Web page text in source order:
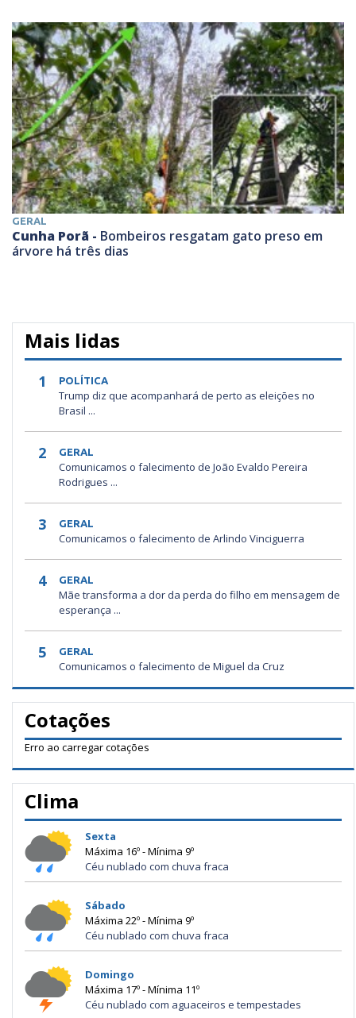
GERAL
Cunha Porã - Bombeiros resgatam gato preso em
árvore há três dias
Mais lidas
1 POLÍTICA
Trump diz que acompanhará de perto as eleições no
Brasil ...
2 GERAL
Comunicamos o falecimento de João Evaldo Pereira
Rodrigues ...
3 GERAL
Comunicamos o falecimento de Arlindo Vinciguerra
4 GERAL
Mãe transforma a dor da perda do filho em mensagem de
esperança ...
5 GERAL
Comunicamos o falecimento de Miguel da Cruz
Cotações
Erro ao carregar cotações
Clima
Sexta
Máxima 16º - Mínima 9º
Céu nublado com chuva fraca
Sábado
Máxima 22º - Mínima 9º
Céu nublado com chuva fraca
Domingo
Máxima 17º - Mínima 11º
Céu nublado com aguaceiros e tempestades